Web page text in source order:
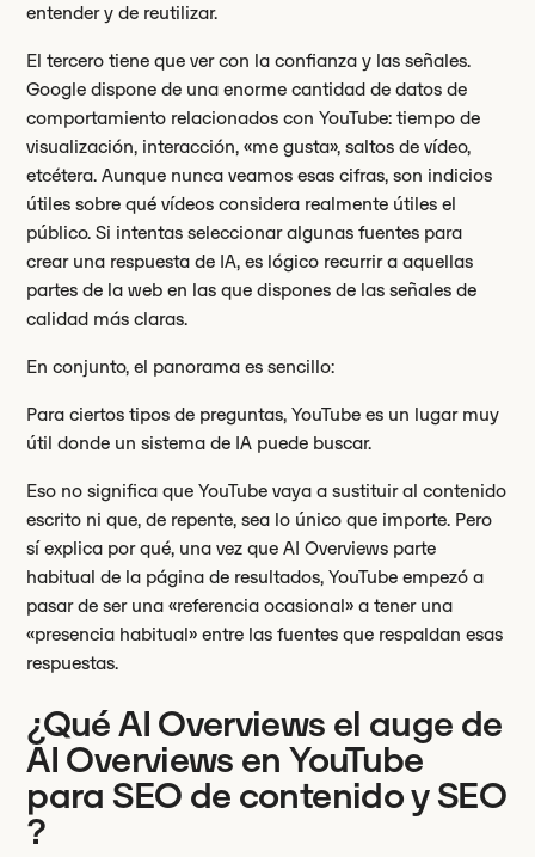
entender y de reutilizar.
El tercero tiene que ver con la confianza y las señales.
Google dispone de una enorme cantidad de datos de
comportamiento relacionados con YouTube: tiempo de
visualización, interacción, «me gusta», saltos de vídeo,
etcétera. Aunque nunca veamos esas cifras, son indicios
útiles sobre qué vídeos considera realmente útiles el
público. Si intentas seleccionar algunas fuentes para
crear una respuesta de IA, es lógico recurrir a aquellas
partes de la web en las que dispones de las señales de
calidad más claras.
En conjunto, el panorama es sencillo:
Para ciertos tipos de preguntas, YouTube es un lugar muy
útil donde un sistema de IA puede buscar.
Eso no significa que YouTube vaya a sustituir al contenido
escrito ni que, de repente, sea lo único que importe. Pero
sí explica por qué, una vez que AI Overviews parte
habitual de la página de resultados, YouTube empezó a
pasar de ser una «referencia ocasional» a tener una
«presencia habitual» entre las fuentes que respaldan esas
respuestas.
¿Qué AI Overviews el auge de
AI Overviews en YouTube
para SEO de contenido y SEO
?